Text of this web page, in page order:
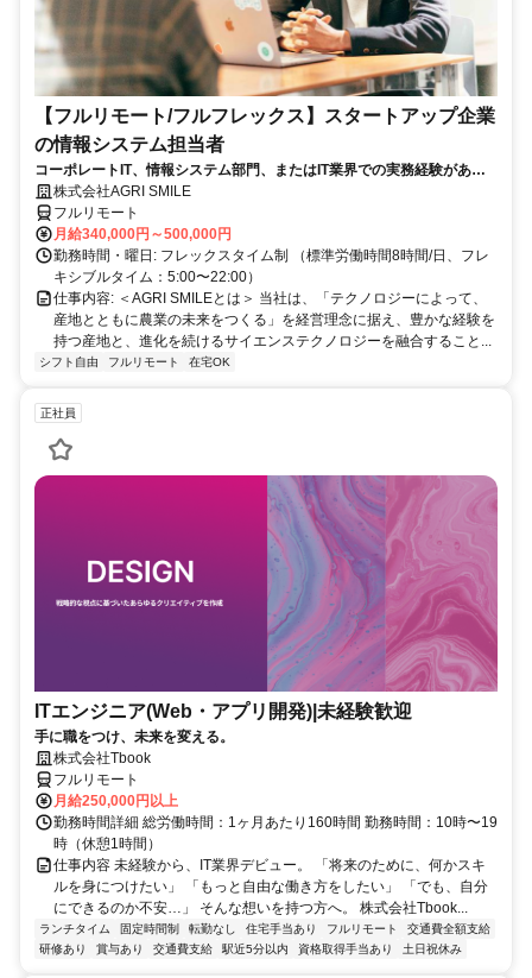
【フルリモート/フルフレックス】スタートアップ企業
の情報システム担当者
コーポレートIT、情報システム部門、またはIT業界での実務経験がある
方、大歓迎！
株式会社AGRI SMILE
フルリモート
月給340,000円～500,000円
勤務時間・曜日: フレックスタイム制 （標準労働時間8時間/日、フレ
キシブルタイム：5:00〜22:00）
仕事内容: ＜AGRI SMILEとは＞ 当社は、「テクノロジーによって、
産地とともに農業の未来をつくる」を経営理念に据え、豊かな経験を
持つ産地と、進化を続けるサイエンステクノロジーを融合すること...
シフト自由 フルリモート 在宅OK
正社員
ITエンジニア(Web・アプリ開発)|未経験歓迎
手に職をつけ、未来を変える。
株式会社Tbook
フルリモート
月給250,000円以上
勤務時間詳細 総労働時間：1ヶ月あたり160時間 勤務時間：10時〜19
時（休憩1時間）
仕事内容 未経験から、IT業界デビュー。 「将来のために、何かスキ
ルを身につけたい」 「もっと自由な働き方をしたい」 「でも、自分
にできるのか不安…」 そんな想いを持つ方へ。 株式会社Tbook...
ランチタイム 固定時間制 転勤なし 住宅手当あり フルリモート
交通費全額支給
研修あり
賞与あり 交通費支給 駅近5分以内 資格取得手当あり 土日祝休み